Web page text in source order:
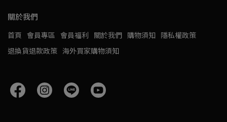
關於我們
首頁 會員專區 會員福利 關於我們 購物須知 隱私權政策
退換貨退款政策 海外買家購物須知